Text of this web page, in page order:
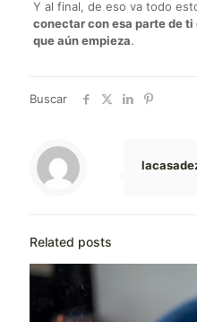
Y al final, de eso va todo
conectar con esa parte de
que aún empieza.
Buscar
Related posts